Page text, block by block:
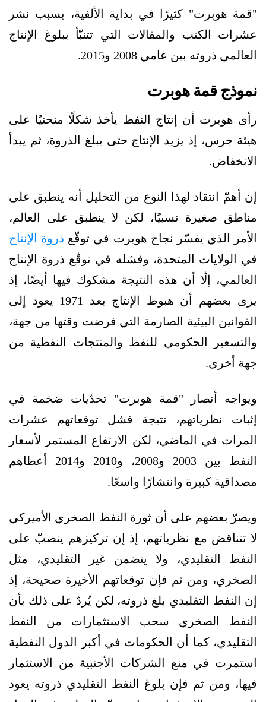
"قمة هوبرت" كثيرًا في بداية الألفية، بسبب نشر
عشرات الكتب والمقالات التي تتنبّأ ببلوغ الإنتاج
العالمي ذروته بين عامي 2008 و2015.
نموذج قمة هوبرت
رأى هوبرت أن إنتاج النفط يأخذ شكلًا منحنيًا على
هيئة جرس، إذ يزيد الإنتاج حتى يبلغ الذروة، ثم يبدأ
الانخفاض.
إن أهمّ انتقاد لهذا النوع من التحليل أنه ينطبق على
مناطق صغيرة نسبيًا، لكن لا ينطبق على العالم،
الأمر الذي يفسّر نجاح هوبرت في توقّع ذروة الإنتاج
في الولايات المتحدة، وفشله في توقّع ذروة الإنتاج
العالمي، إلّا أن هذه النتيجة مشكوك فيها أيضًا، إذ
يرى بعضهم أن هبوط الإنتاج بعد 1971 يعود إلى
القوانين البيئية الصارمة التي فرضت وقتها من جهة،
والتسعير الحكومي للنفط والمنتجات النفطية من
جهة أخرى.
ويواجه أنصار "قمة هوبرت" تحدّيات ضخمة في
إثبات نظرياتهم، نتيجة فشل توقعاتهم عشرات
المرات في الماضي، لكن الارتفاع المستمر لأسعار
النفط بين 2003 و2008، و2010 و2014 أعطاهم
مصداقية كبيرة وانتشارًا واسعًا.
ويصرّ بعضهم على أن ثورة النفط الصخري الأميركي
لا تتناقض مع نظرياتهم، إذ إن تركيزهم ينصبّ على
النفط التقليدي، ولا يتضمن غير التقليدي، مثل
الصخري، ومن ثم فإن توقعاتهم الأخيرة صحيحة، إذ
إن النفط التقليدي بلغ ذروته، لكن يُردّ على ذلك بأن
النفط الصخري سحب الاستثمارات من النفط
التقليدي، كما أن الحكومات في أكبر الدول النفطية
استمرت في منع الشركات الأجنبية من الاستثمار
فيها، ومن ثم فإن بلوغ النفط التقليدي ذروته يعود